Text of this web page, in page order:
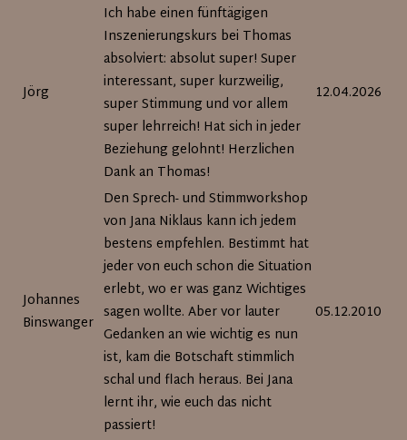
Jörg
Ich habe einen fünftägigen
Inszenierungskurs bei Thomas
absolviert: absolut super! Super
interessant, super kurzweilig,
super Stimmung und vor allem
super lehrreich! Hat sich in jeder
Beziehung gelohnt! Herzlichen
Dank an Thomas!
12.04.2026
Johannes
Binswanger
Den Sprech- und Stimmworkshop
von Jana Niklaus kann ich jedem
bestens empfehlen. Bestimmt hat
jeder von euch schon die Situation
erlebt, wo er was ganz Wichtiges
sagen wollte. Aber vor lauter
Gedanken an wie wichtig es nun
ist, kam die Botschaft stimmlich
schal und flach heraus. Bei Jana
lernt ihr, wie euch das nicht
passiert!
05.12.2010